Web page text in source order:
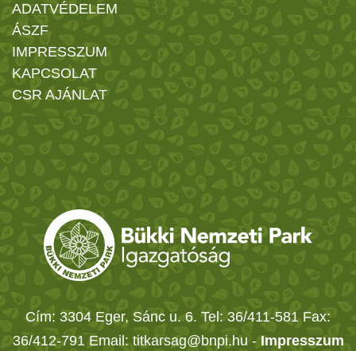
ADATVÉDELEM
ÁSZF
IMPRESSZUM
KAPCSOLAT
CSR AJÁNLAT
Cím: 3304 Eger, Sánc u. 6. Tel: 36/411-581 Fax:
36/412-791 Email: titkarsag@bnpi.hu - Impresszum